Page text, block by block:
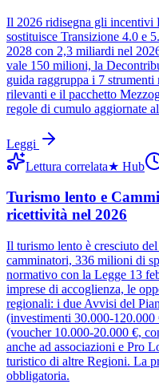
Il 2026 ridisegna gli incentivi
sostituisce Transizione 4.0 e
2028 con 2,3 miliardi nel
vale 150 milioni, la
guida raggruppa i 7
rilevanti e il pacchetto
regole di cumulo aggiornate
Leggi
Lettura correlata★ Hub
Turismo lento e
ricettività nel 2026
Il turismo lento è cresciuto
camminatori, 336 milioni di
normativo con la Legge 13
imprese di accoglienza, le
regionali: i due Avvisi del
(investimenti 30.000-
(voucher 10.000-20.000 €,
anche ad associazioni e Pro
turistico di altre Regioni. La
obbligatoria.